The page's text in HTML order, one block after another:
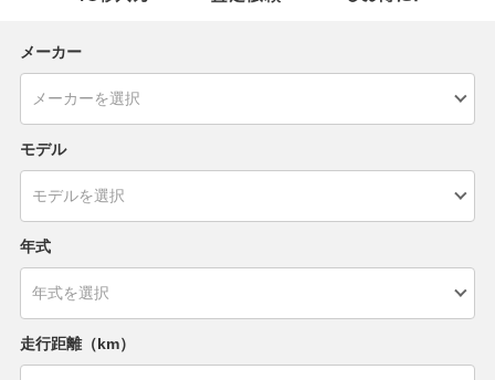
メーカー
モデル
年式
走行距離（km）